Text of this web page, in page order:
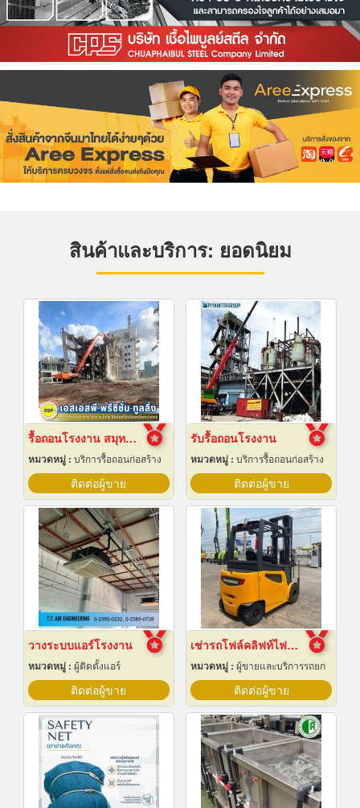
สินค้าและบริการ: ยอดนิยม
รื้อถอนโรงงาน สมุทรปราการ
หมวดหมู่ : บริการรื้อถอนก่อสร้าง
ติดต่อผู้ขาย
รับรื้อถอนโรงงาน
หมวดหมู่ : บริการรื้อถอนก่อสร้าง
ติดต่อผู้ขาย
วางระบบแอร์โรงงาน
หมวดหมู่ : ผู้ติดตั้งแอร์
ติดต่อผู้ขาย
เช่ารถโฟล์คลิฟท์ไฟฟ้า สมุทรปราการ
หมวดหมู่ : ผู้ขายและบริการรถยก
ติดต่อผู้ขาย